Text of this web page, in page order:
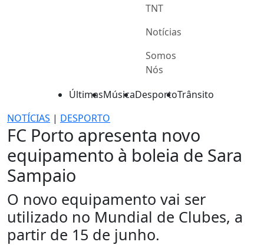
TNT
Notícias
Somos
Nós
ÚltimasMúsicaDesportoTrânsito
NOTÍCIAS | DESPORTO
FC Porto apresenta novo
equipamento à boleia de Sara
Sampaio
O novo equipamento vai ser
utilizado no Mundial de Clubes, a
partir de 15 de junho.